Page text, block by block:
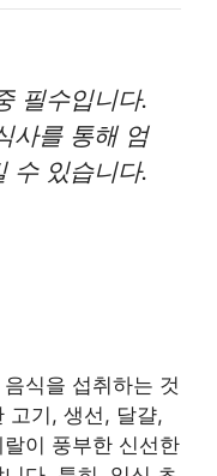
필수입니다.
사를 통해 엄
수 있습니다.
식을 섭취하는 것
고기, 생선, 달걀,
이 풍부한 신선한